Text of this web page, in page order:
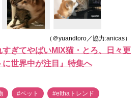
（＠yuandtoro／協力:anicas）
すぎてやばいMIX猫・とろ、日々更
世界中が注目』特集へ
#ペット #elthaトレンド